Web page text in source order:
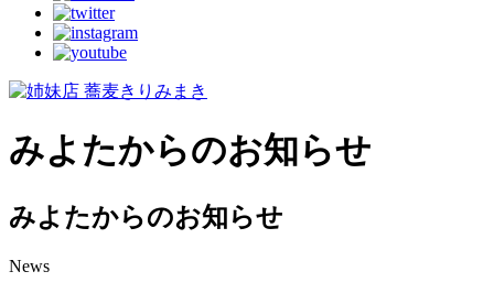
みよたからのお知らせ
みよたからのお知らせ
News